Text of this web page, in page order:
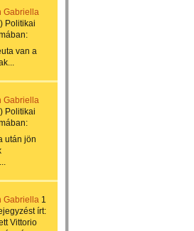
Gabriella
Politikai
van a
Gabriella
Politikai
után jön
Gabriella 1
írt:
Vittorio